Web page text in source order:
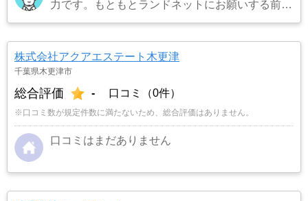
力です。もともとランドネットにお願いする前は
場がないことで地元の不動産屋では取り扱っても
らえませんでした。そこでそれまでに取引があ
した。 …もっと見る
株式会社アクアエステート木更津
千葉県木更津市
総合評価 - 口コミ（0件）
※口コミ数が規定件数に満たないため、総合評価はありません。
口コミはまだありません